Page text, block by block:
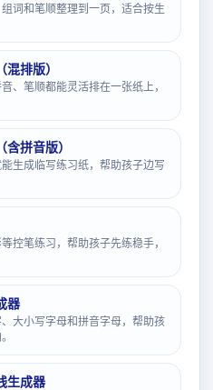
词和笔顺整理到一页，适合按生
排版）
、笔顺都能灵活排在一张纸上，
拼音版）
生成临写练习纸，帮助孩子边写
控笔练习，帮助孩子先练稳手，
器
大小写字母和拼音字母，帮助孩
生成器